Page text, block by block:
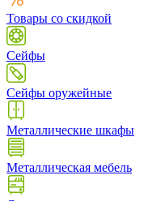
Товары со скидкой
Сейфы
Сейфы оружейные
Металлические шкафы
Металлическая мебель